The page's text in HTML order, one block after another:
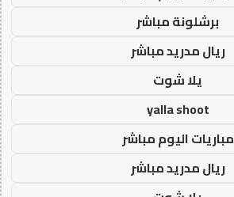
برشلونة مباشر
ريال مدريد مباشر
يلا شوت
yalla shoot
مباريات اليوم مباشر
ريال مدريد مباشر